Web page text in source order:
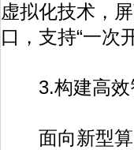
虚拟化技术，
口，支持“一次
3.构建高效
面向新型算